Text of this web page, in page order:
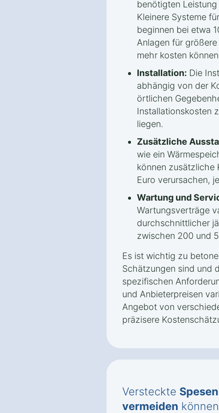
benötigten
Kleinere Systeme
beginnen bei etwa
Anlagen für
mehr kosten
Installation: Die
abhängig von der
örtlichen
Installationskosten
liegen.
Zusätzliche
wie ein
können zusätzliche
Euro verursachen,
Wartung und
Wartungsverträge
durchschnittlicher
zwischen 200 und
Es ist wichtig zu
Schätzungen sind und
spezifischen
und Anbieterpreisen
Angebot von
präzisere
Versteckte Spesen
vermeiden können